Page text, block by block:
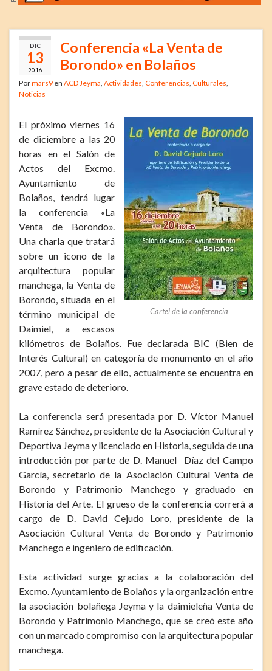
DIC
13
2016
Conferencia «La Venta de
Borondo» en Bolaños
Pormars9 en ACD Jeyma Actividades Conferencias Culturales
Noticias
Cartel de la conferencia
El próximo viernes 16
de diciembre a las 20
horas en el Salón de
Actos del Excmo.
Ayuntamiento de
Bolaños, tendrá lugar
la conferencia «La
Venta de Borondo».
Una charla que tratará
sobre un icono de la
arquitectura popular
manchega, la Venta de
Borondo, situada en el
término municipal de
Daimiel, a escasos
kilómetros de Bolaños. Fue declarada BIC (Bien de
Interés Cultural) en categoría de monumento en el año
2007, pero a pesar de ello, actualmente se encuentra en
grave estado de deterioro.
La conferencia será presentada por D. Víctor Manuel
Ramírez Sánchez, presidente de la Asociación Cultural y
Deportiva Jeyma y licenciado en Historia, seguida de una
introducción por parte de D. Manuel Díaz del Campo
García, secretario de la Asociación Cultural Venta de
Borondo y Patrimonio Manchego y graduado en
Historia del Arte. El grueso de la conferencia correrá a
cargo de D. David Cejudo Loro, presidente de la
Asociación Cultural Venta de Borondo y Patrimonio
Manchego e ingeniero de edificación.
Esta actividad surge gracias a la colaboración del
Excmo. Ayuntamiento de Bolaños y la organización entre
la asociación bolañega Jeyma y la daimieleña Venta de
Borondo y Patrimonio Manchego, que se creó este año
con un marcado compromiso con la arquitectura popular
manchega.